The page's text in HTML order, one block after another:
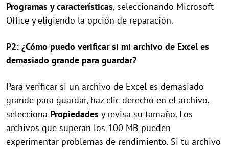
Programas y características, seleccionando Microsoft
Office y eligiendo la opción de reparación.
P2: ¿Cómo puedo verificar si mi archivo de Excel es
demasiado grande para guardar?
Para verificar si un archivo de Excel es demasiado
grande para guardar, haz clic derecho en el archivo,
selecciona Propiedades y revisa su tamaño. Los
archivos que superan los 100 MB pueden
experimentar problemas de rendimiento. Si tu archivo